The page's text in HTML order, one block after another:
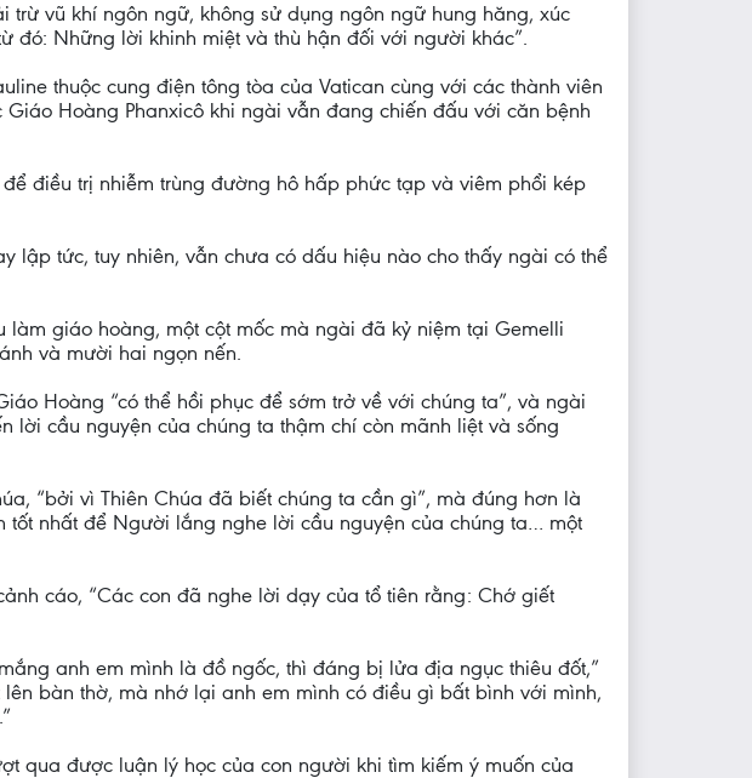
vũ khí ngôn ngữ, không sử dụng ngôn ngữ hung hăng, xúc
đó: Những lời khinh miệt và thù hận đối với người khác”.
thuộc cung điện tông tòa của Vatican cùng với các thành viên
Hoàng Phanxicô khi ngài vẫn đang chiến đấu với căn bệnh
điều trị nhiễm trùng đường hô hấp phức tạp và viêm phổi kép
tức, tuy nhiên, vẫn chưa có dấu hiệu nào cho thấy ngài có thể
làm giáo hoàng, một cột mốc mà ngài đã kỷ niệm tại Gemelli
và mười hai ngọn nến.
Hoàng “có thể hồi phục để sớm trở về với chúng ta”, và ngài
lời cầu nguyện của chúng ta thậm chí còn mãnh liệt và sống
“bởi vì Thiên Chúa đã biết chúng ta cần gì”, mà đúng hơn là
nhất để Người lắng nghe lời cầu nguyện của chúng ta… một
cáo, “Các con đã nghe lời dạy của tổ tiên rằng: Chớ giết
anh em mình là đồ ngốc, thì đáng bị lửa địa ngục thiêu đốt,”
bàn thờ, mà nhớ lại anh em mình có điều gì bất bình với mình,
qua được luận lý học của con người khi tìm kiếm ý muốn của